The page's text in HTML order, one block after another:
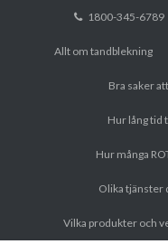
1800-345-6789
Allt om tandblekning
Bra saker
Hur lång tid
Hur många
Olika tjänster
Vilka produkter och